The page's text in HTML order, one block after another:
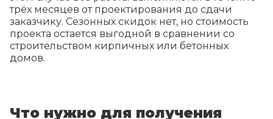
трёх месяцев от проектирования до сдачи
заказчику. Сезонных скидок нет, но стоимость
проекта остается выгодной в сравнении со
строительством кирпичных или бетонных
домов.
Что нужно для получения